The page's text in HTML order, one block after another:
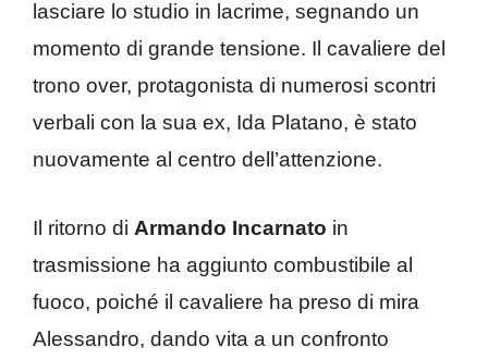
lasciare lo studio in lacrime, segnando un
momento di grande tensione. Il cavaliere del
trono over, protagonista di numerosi scontri
verbali con la sua ex, Ida Platano, è stato
nuovamente al centro dell’attenzione.
Il ritorno di Armando Incarnato in
trasmissione ha aggiunto combustibile al
fuoco, poiché il cavaliere ha preso di mira
Alessandro, dando vita a un confronto